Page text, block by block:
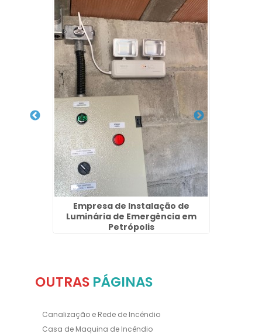
Empresa de Instalação de
Luminária de Emergência em
Petrópolis
OUTRAS PÁGINAS
Canalização e Rede de Incêndio
Casa de Maquina de Incêndio